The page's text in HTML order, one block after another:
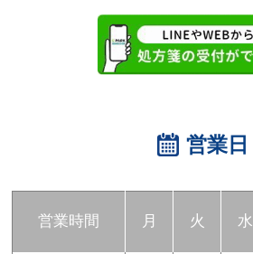
営業日
営業時間 月 火 水